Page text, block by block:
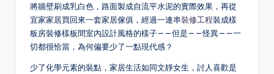
將牆壁刷成乳白色，路面製成自流平水泥的實際效果，再從
宜家家居買回來一套家居傢俱，經過一連串裝修工程裝成樣
板房裝修樣板間室內設計風格的樣子——但是——怪異——一
切都很恰當，為何偏要少了一點現代感？
少了化學元素的裝點，家居生活如同文靜女生，討人喜歡是